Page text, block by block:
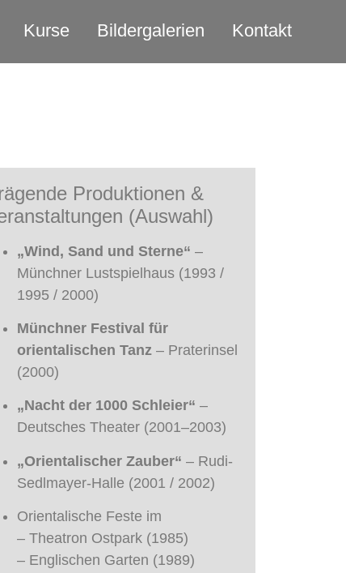
Kurse Bildergalerien Kontakt
Produktionen &
(Auswahl)
„Wind, Sand und Sterne“ –
Münchner Lustspielhaus (1993 /
1995 / 2000)
Münchner Festival für
orientalischen Tanz – Praterinsel
(2000)
„Nacht der 1000 Schleier“ –
Deutsches Theater (2001–2003)
„Orientalischer Zauber“ – Rudi-
Sedlmayer-Halle (2001 / 2002)
Orientalische Feste im
– Theatron Ostpark (1985)
– Englischen Garten (1989)